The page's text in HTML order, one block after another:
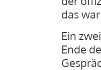
das
Ein
Ende